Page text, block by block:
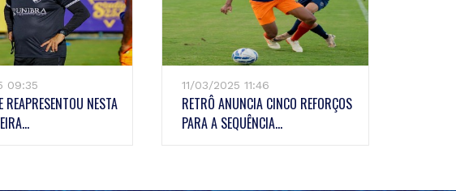
09:35
REAPRESENTOU NESTA
11/03/2025 11:46
RETRÔ ANUNCIA CINCO REFORÇOS
PARA A SEQUÊNCIA...